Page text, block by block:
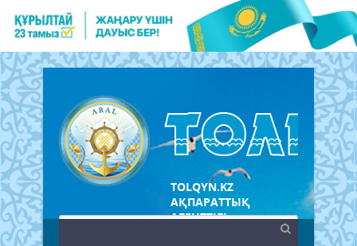
TOLQYN.KZ
АҚПАРАТТЫҚ
АГЕНТТІГІ